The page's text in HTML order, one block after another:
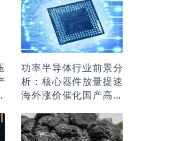
功率半导体行业前景分
析：核心器件放量提速
海外涨价催化国产高端